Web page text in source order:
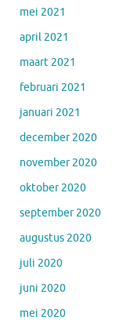
mei 2021
april 2021
maart 2021
februari 2021
januari 2021
december 2020
november 2020
oktober 2020
september 2020
augustus 2020
juli 2020
juni 2020
mei 2020